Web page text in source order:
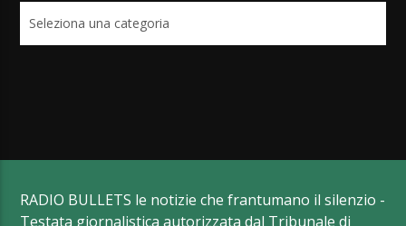
RADIO BULLETS le notizie che frantumano il silenzio -
Testata giornalistica autorizzata dal Tribunale di